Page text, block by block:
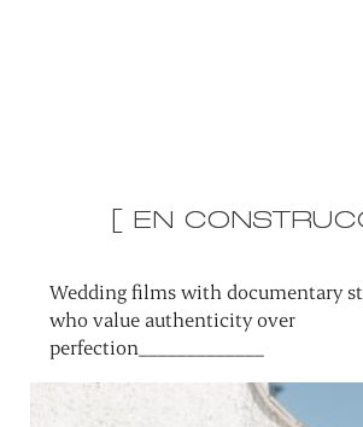
[ EN
Wedding films with documentary
who value authenticity over
perfection_____________